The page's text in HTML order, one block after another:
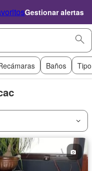
Gestionar alertas
Baños